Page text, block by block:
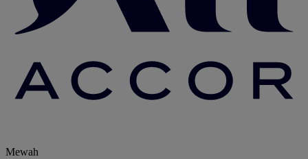
Mewah